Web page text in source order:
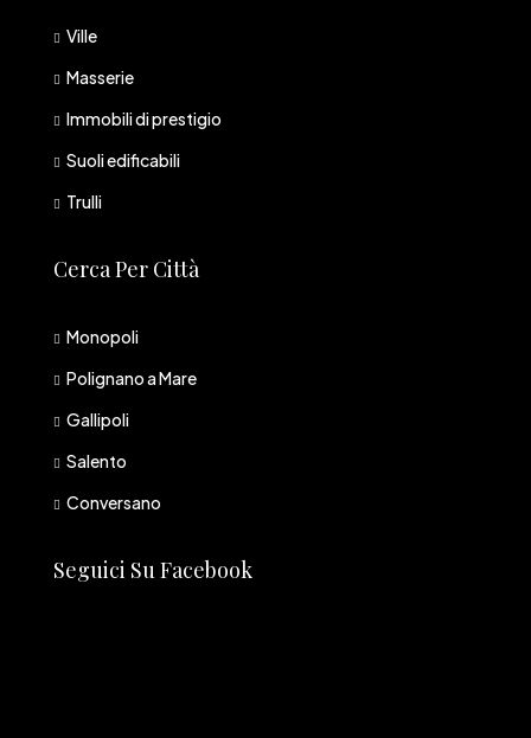
Ville
Masserie
Immobili di prestigio
Suoli edificabili
Trulli
Cerca Per Città
Monopoli
Polignano a Mare
Gallipoli
Salento
Conversano
Seguici Su Facebook